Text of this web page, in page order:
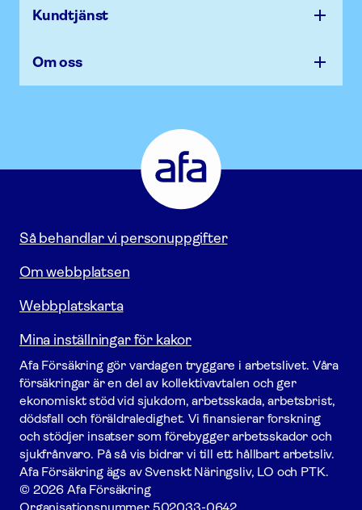
Kundtjänst
Om oss
Försäkring
Gå
till
startsidan
Så behandlar vi personuppgifter
Om webbplatsen
Webbplatskarta
Mina inställningar för kakor
Afa För­säkring gör vardagen tryggare i arbetslivet. Våra
försäk­ringar är en del av kollektivavtalen och ger
ekonomiskt stöd vid sjukdom, arbetsskada, arbetsbrist,
dödsfall och föräldraledighet. Vi finansierar forskning
och stödjer insatser som förebygger arbets­skador och
sjukfrånvaro. På så vis bidrar vi till ett hållbart arbetsliv.
Afa För­säkring ägs av Svenskt Näringsliv, LO och PTK.
© 2026 Afa Försäkring